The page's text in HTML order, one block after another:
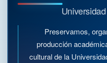
Preservamos,
producción
cultural de la